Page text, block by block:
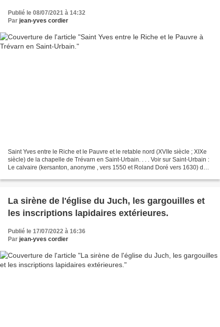
Publié le 08/07/2021 à 14:32
Par jean-yves cordier
Saint Yves entre le Riche et le Pauvre et le retable nord (XVIIe siècle ; XIXe
siècle) de la chapelle de Trévarn en Saint-Urbain. . . . Voir sur Saint-Urbain :
Le calvaire (kersanton, anonyme , vers 1550 et Roland Doré vers 1630) de
La sirène de l'église du Juch, les gargouilles et
les inscriptions lapidaires extérieures.
Publié le 17/07/2022 à 16:36
Par jean-yves cordier